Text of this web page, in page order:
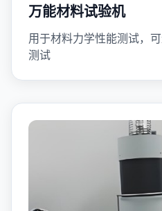
万能材料试验机
用于材料力学性能测试，
测试